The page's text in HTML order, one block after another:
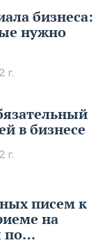
бизнеса:
нужно
г.
в бизнесе
г.
писем к
на
по